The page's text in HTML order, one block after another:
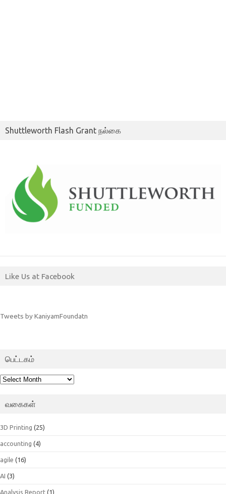
Shuttleworth Flash Grant நல்கை
Like Us at Facebook
Tweets by KaniyamFoundatn
பெட்டகம்
பெட்டகம்
வகைகள்
3D Printing (25)
accounting (4)
agile (16)
AI (3)
Analysis Report (1)